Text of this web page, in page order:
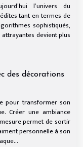
l’univers du
tant en termes de
sophistiqués,
devient plus
des décorations
pour transformer son
Créer une ambiance
permet de sortir
personnelle à son